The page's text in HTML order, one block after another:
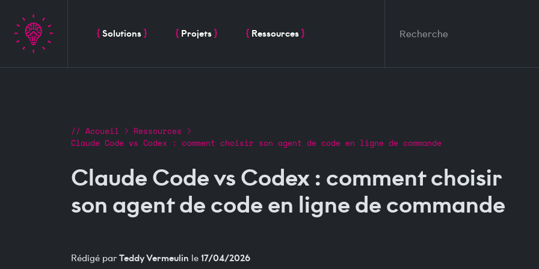
Solutions Projets Ressources
Fil d'Ariane
Accueil
Ressources
Claude Code vs Codex : comment choisir son agent de code en ligne de commande
Claude Code vs Codex : comment choisir
son agent de code en ligne de commande
Rédigé par Teddy Vermeulin le 17/04/2026